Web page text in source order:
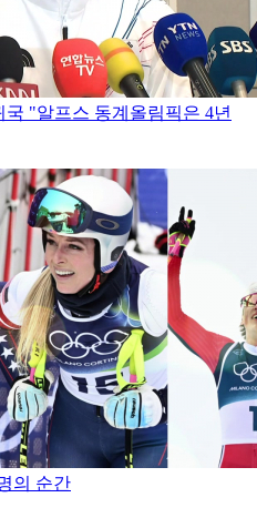
"알프스 동계올림픽은 4년
의 순간